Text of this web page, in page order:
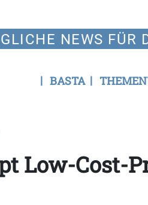
NEWS FÜR
BASTA
Low-Cost-